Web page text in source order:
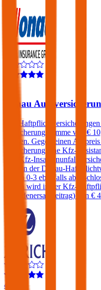
Donau
Kfz-
Versicherungssumme von €
werden. Gegen einen
Versicherung eine Kfz-
eine Kfz-
kann in der Donau-
Stufen 0-3 ebenfalls
Jahren wird in der Kfz-
(Schadenersatzbeitrag) von €
4,2